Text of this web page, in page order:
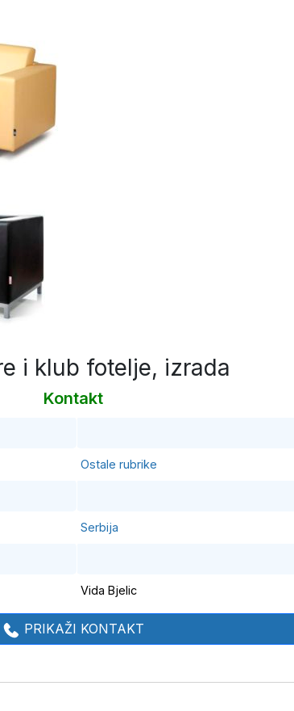
i klub fotelje, izrada
Kontakt
Ostale rubrike
Serbija
Vida Bjelic
PRIKAŽI KONTAKT